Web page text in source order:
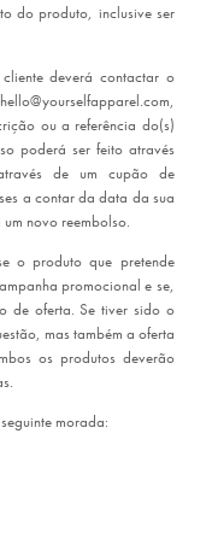
do produto, inclusive ser
deverá contactar o
ou a referência do(s)
poderá ser feito através
de um cupão de
a contar da data da sua
novo reembolso.
o produto que pretende
promocional e se,
de oferta. Se tiver sido o
mas também a oferta
os produtos deverão
morada: